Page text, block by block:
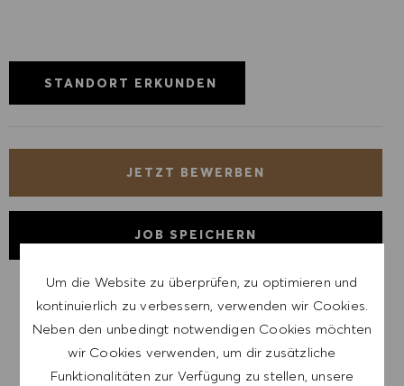
Um die Website zu überprüfen, zu optimieren und
kontinuierlich zu verbessern, verwenden wir Cookies.
Neben den unbedingt notwendigen Cookies möchten
wir Cookies verwenden, um dir zusätzliche
Funktionalitäten zur Verfügung zu stellen, unsere
STANDORT ERKUNDEN
JETZT BEWERBEN
JOB SPEICHERN
LASSE DICH FÜR ÄHNLICHE JOBS
BENACHRICHTIGEN
Melde dich an, um Job-Alerts zu erhalten.